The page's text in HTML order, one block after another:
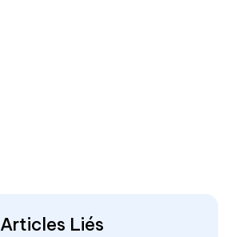
Articles Liés